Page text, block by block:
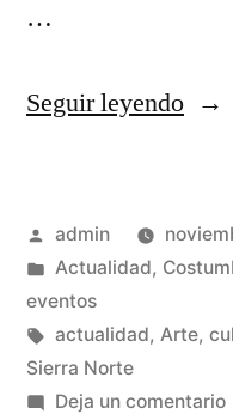
…
Seguir leyendo
de
Publicado
por
admin
Publicado
en
Actualidad,
eventos
Etiquetas:
actualidad, Arte,
Sierra Norte
Deja un comentario